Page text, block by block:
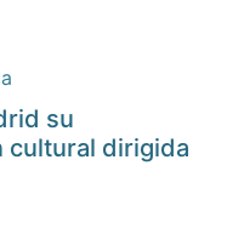
su
cultural dirigida